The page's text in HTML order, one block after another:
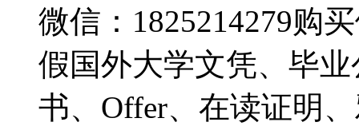
微信：1825214279购
假国外大学文凭、毕
书、Offer、在读证明